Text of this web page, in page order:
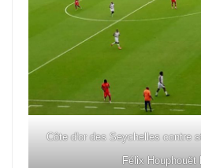
Côte d'or des Seychelles contre
Félix Houphouët